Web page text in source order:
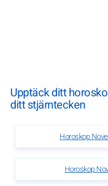
Upptäck ditt
ditt stjärntecken
Horoskop
Horoskop